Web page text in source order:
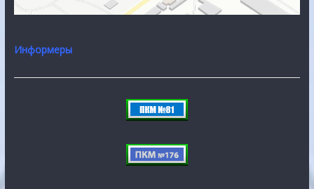
Информеры